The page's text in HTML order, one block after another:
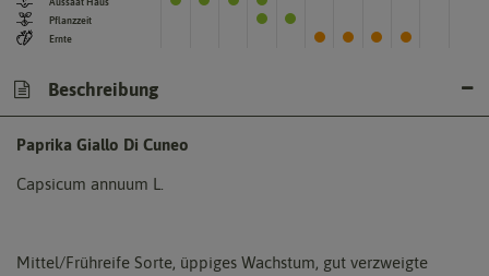
Pflanzzeit
Ernte
Beschreibung
Paprika Giallo Di Cuneo
Capsicum annuum L.
Mittel/Frühreife Sorte, üppiges Wachstum, gut verzweigte